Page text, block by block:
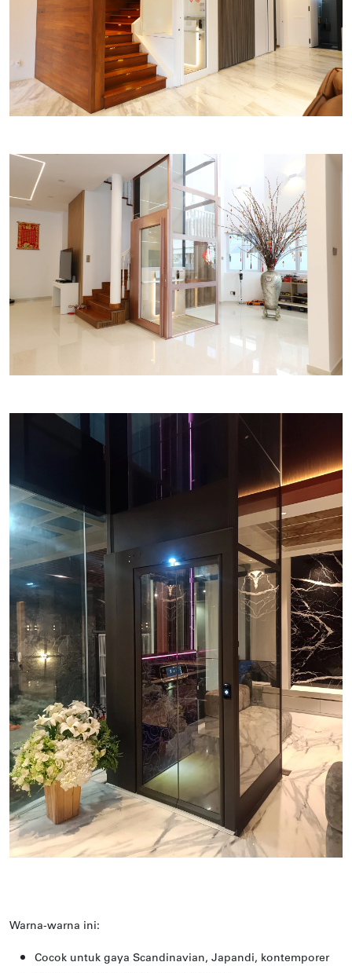
Warna-warna ini:
Cocok untuk gaya Scandinavian, Japandi, kontemporer